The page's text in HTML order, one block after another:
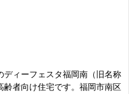
ィーフェスタ福岡南（旧名称
者向け住宅です。福岡市南区